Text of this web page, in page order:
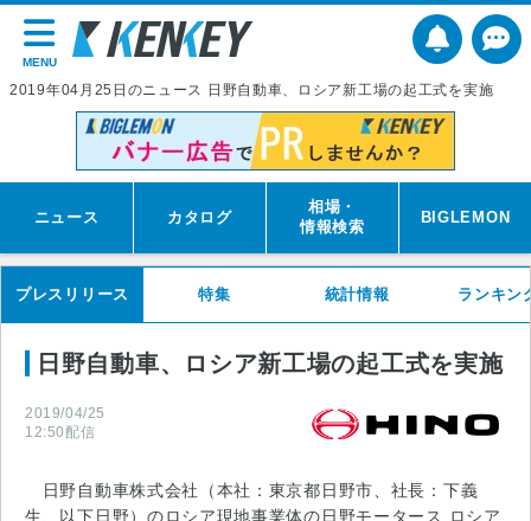
MENU
2019年04月25日のニュース 日野自動車、ロシア新工場の起工式を実施
ニュース カタログ
相場・
情報検索
BIGLEMON
プレスリリース 特集 統計情報 ランキン
日野自動車、ロシア新工場の起工式を実施
2019/04/25
12:50 配信
日野自動車株式会社（本社：東京都日野市、社長：下義
生、以下日野）のロシア現地事業体の日野モータース ロシア